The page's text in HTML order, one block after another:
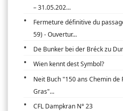
– 31.05.202...
Fermeture définitive du
59) - Ouvertur...
De Bunker bei der Bréck zu
Wien kennt dest Symbol?
Neit Buch "150 ans Chemin de
Gras"...
CFL Dampkran N° 23